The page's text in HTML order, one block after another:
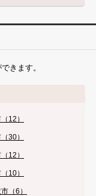
きます。
12）
30）
12）
10）
（6）